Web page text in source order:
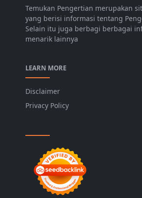
Temukan Pengertian merupakan
yang berisi informasi tentang
Selain itu juga berbagi berbagai
menarik lainnya
LEARN MORE
Disclaimer
Privacy Policy